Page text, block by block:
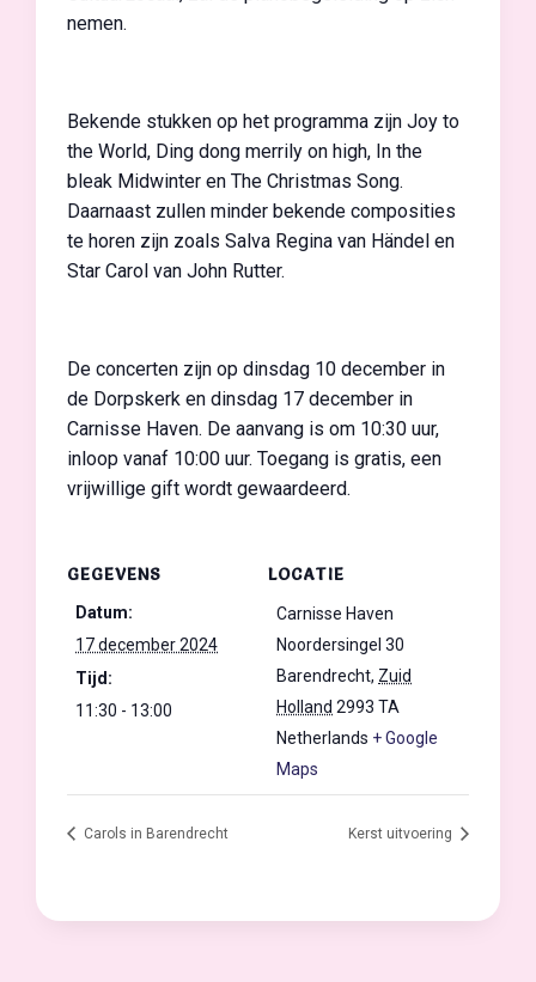
nemen.
Bekende stukken op het programma zijn Joy to
the World, Ding dong merrily on high, In the
bleak Midwinter en The Christmas Song.
Daarnaast zullen minder bekende composities
te horen zijn zoals Salva Regina van Händel en
Star Carol van John Rutter.
De concerten zijn op dinsdag 10 december in
de Dorpskerk en dinsdag 17 december in
Carnisse Haven. De aanvang is om 10:30 uur,
inloop vanaf 10:00 uur. Toegang is gratis, een
vrijwillige gift wordt gewaardeerd.
GEGEVENS
Datum:
17 december 2024
Tijd:
11:30 - 13:00
LOCATIE
Carnisse Haven
Noordersingel 30
Barendrecht, Zuid
Holland 2993 TA
Netherlands + Google
Maps
Carols in Barendrecht Kerst uitvoering